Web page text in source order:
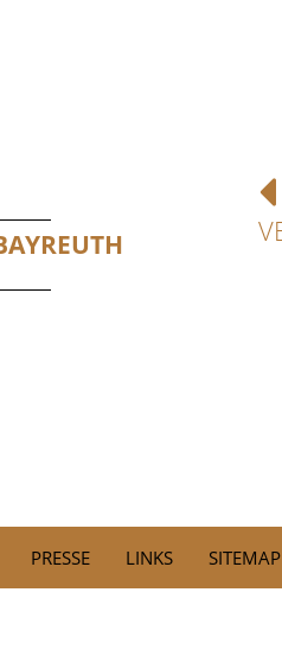
PRESSE LINKS SITEMAP